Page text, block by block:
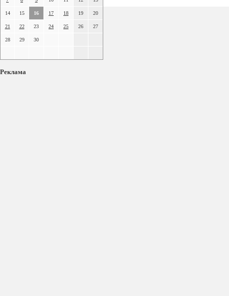
14 15 16 17 18 19 20
21 22 23 24 25 26 27
28 29 30
Реклама